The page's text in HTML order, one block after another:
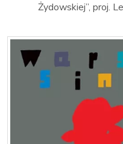
Żydowskiej”, proj.